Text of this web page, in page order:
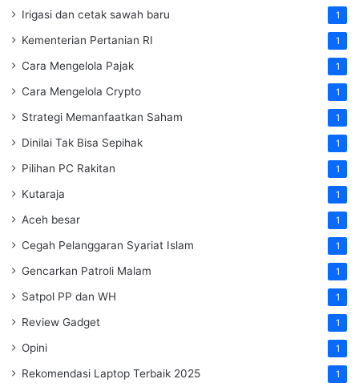
Irigasi dan cetak sawah baru 1
Kementerian Pertanian RI 1
Cara Mengelola Pajak 1
Cara Mengelola Crypto 1
Strategi Memanfaatkan Saham 1
Dinilai Tak Bisa Sepihak 1
Pilihan PC Rakitan 1
Kutaraja 1
Aceh besar 1
Cegah Pelanggaran Syariat Islam 1
Gencarkan Patroli Malam 1
Satpol PP dan WH 1
Review Gadget 1
Opini 1
Rekomendasi Laptop Terbaik 2025 1